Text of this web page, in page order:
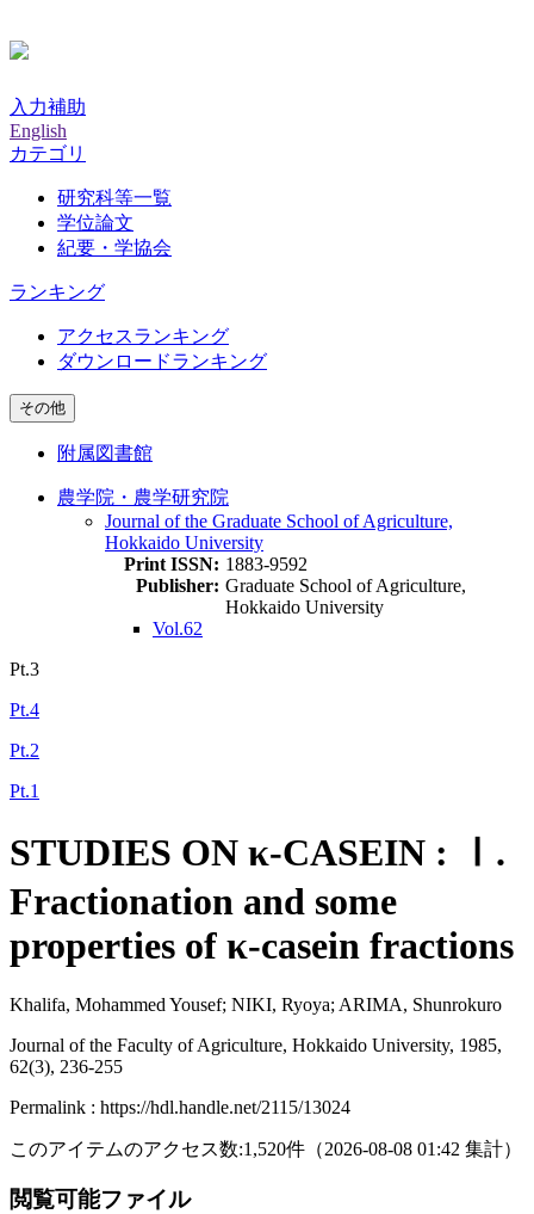
入力補助
English
カテゴリ
研究科等一覧
学位論文
紀要・学協会
ランキング
アクセスランキング
ダウンロードランキング
その他
附属図書館
農学院・農学研究院
Journal of the Graduate School of Agriculture,
Hokkaido University
Print ISSN: 1883-9592
Publisher: Graduate School of Agriculture,
Hokkaido University
Vol.62
Pt.3
Pt.4
Pt.2
Pt.1
STUDIES ON κ-CASEIN : Ⅰ.
Fractionation and some
properties of κ-casein fractions
Khalifa, Mohammed Yousef; NIKI, Ryoya; ARIMA, Shunrokuro
Journal of the Faculty of Agriculture, Hokkaido University, 1985,
62(3), 236-255
Permalink : https://hdl.handle.net/2115/13024
このアイテムのアクセス数:1,520件 （2026-08-08 01:42 集計）
閲覧可能ファイル